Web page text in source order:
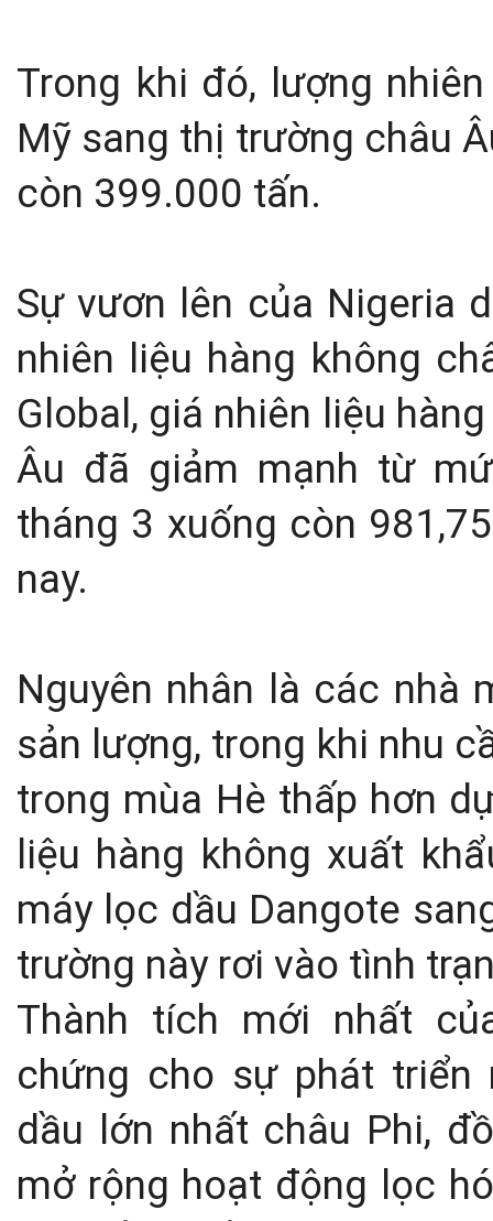
Trong khi đó, lượng
Mỹ sang thị trường châu
còn 399.000 tấn.
Sự vươn lên của Nigeria
nhiên liệu hàng không
Global, giá nhiên liệu
Âu đã giảm mạnh từ
tháng 3 xuống còn
nay.
Nguyên nhân là các nhà
sản lượng, trong khi nhu
trong mùa Hè thấp hơn
liệu hàng không xuất
máy lọc dầu Dangote
trường này rơi vào tình
Thành tích mới nhất
chứng cho sự phát triển
dầu lớn nhất châu Phi,
mở rộng hoạt động lọc